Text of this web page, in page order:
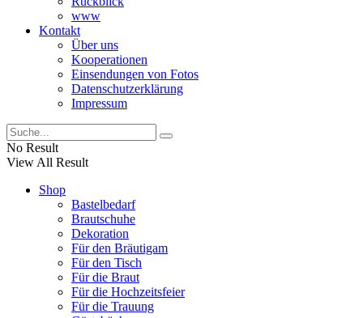
www
Kontakt
Über uns
Kooperationen
Einsendungen von Fotos
Datenschutzerklärung
Impressum
No Result
View All Result
Shop
Bastelbedarf
Brautschuhe
Dekoration
Für den Bräutigam
Für den Tisch
Für die Braut
Für die Hochzeitsfeier
Für die Trauung